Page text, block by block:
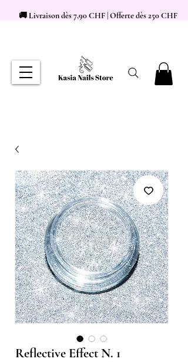
🚚 Livraison dès 7,90 CHF | Offerte dès 250 CHF
Reflective Effect N. 1